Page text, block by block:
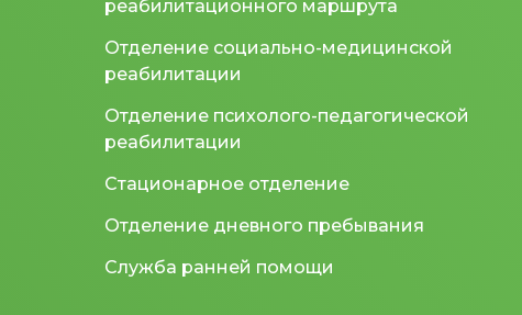
реабилитационного маршрута
Отделение социально-медицинской
реабилитации
Отделение психолого-педагогической
реабилитации
Стационарное отделение
Отделение дневного пребывания
Служба ранней помощи